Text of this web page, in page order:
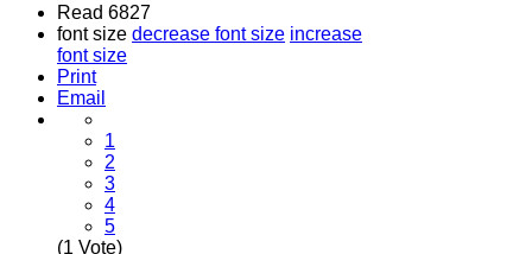
Read 6827
font size decrease font size increase
font size
Print
Email
1
2
3
4
5
(1 Vote)